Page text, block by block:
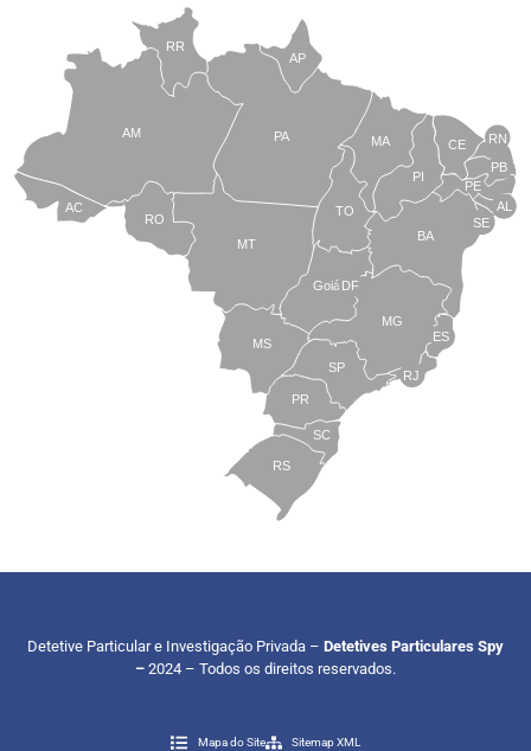
TO
BA
SE
PE
AL
RN
CE
PI
MA
AP
PA
RR
AM
AC
RO
MT
MS
Goiás
PR
SC
RS
SP
MG
RJ
ES
DF
PB
Detetive Particular e Investigação Privada – Detetives Particulares Spy
– 2024 – Todos os direitos reservados.
Mapa do Site Sitemap XML